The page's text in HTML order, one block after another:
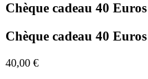
Chèque cadeau 40 Euros
Chèque cadeau 40 Euros
40,00 €